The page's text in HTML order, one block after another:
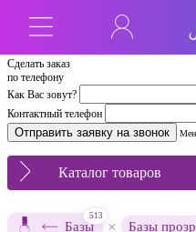
Сделать заказ
по телефону
Как Вас зовут?
Контактный телефон
Каталог товаров
Базы
513
× Базы